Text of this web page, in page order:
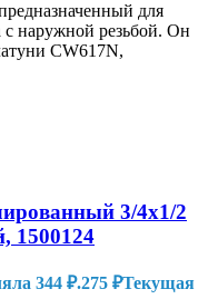
для
с наружной резьбой. Он
CW617N,
3/4х1/2
1500124
344 ₽.275 ₽Текущая